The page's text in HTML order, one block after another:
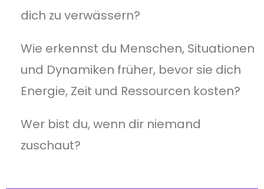
dich zu verwässern?
Wie erkennst du Menschen, Situationen
und Dynamiken früher, bevor sie dich
Energie, Zeit und Ressourcen kosten?
Wer bist du, wenn dir niemand
zuschaut?